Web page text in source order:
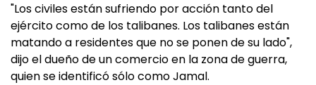
"Los civiles están sufriendo por acción tanto del
ejército como de los talibanes. Los talibanes están
matando a residentes que no se ponen de su lado",
dijo el dueño de un comercio en la zona de guerra,
quien se identificó sólo como Jamal.